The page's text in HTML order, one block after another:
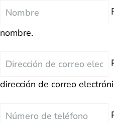
Nombre
nombre.
Correo
dirección de correo
Teléfono